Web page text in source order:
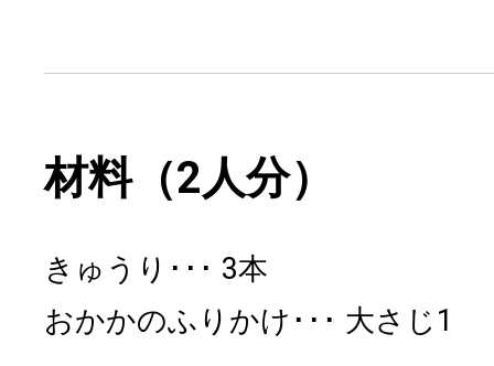
材料（2人分）
きゅうり
3本
おかかのふりかけ
大さじ1